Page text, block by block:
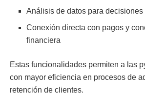
Análisis de datos para
Conexión directa con pagos y
financiera
Estas funcionalidades permiten a las
con mayor eficiencia en procesos de
retención de clientes.